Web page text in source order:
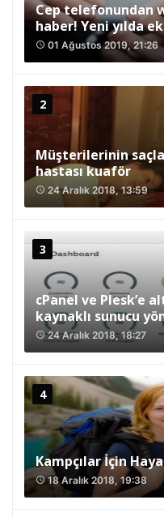
Cep telefonundan
haber! Yeni yılda
access_time 01 Ağustos 2019, 21:26
Müşterilerinin
hastası kuaför
access_time 24 Aralık 2018, 13:59
cPanel ve Plesk’e
kaynaklı sunucu
access_time24 Aralık 2018, 18:27
Kampçılar İçin
access_time18 Aralık 2018, 19:38